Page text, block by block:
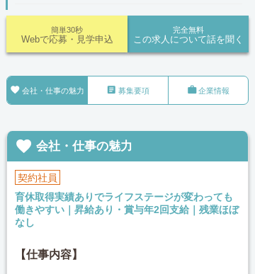
完全無料
この求人について話を聞く
簡単30秒
Webで応募・見学申込
 会社・仕事の魅力  募集要項 企業情報
 会社・仕事の魅力
契約社員
育休取得実績ありでライフステージが変わっても
働きやすい｜昇給あり・賞与年2回支給｜残業ほぼ
なし
【仕事内容】